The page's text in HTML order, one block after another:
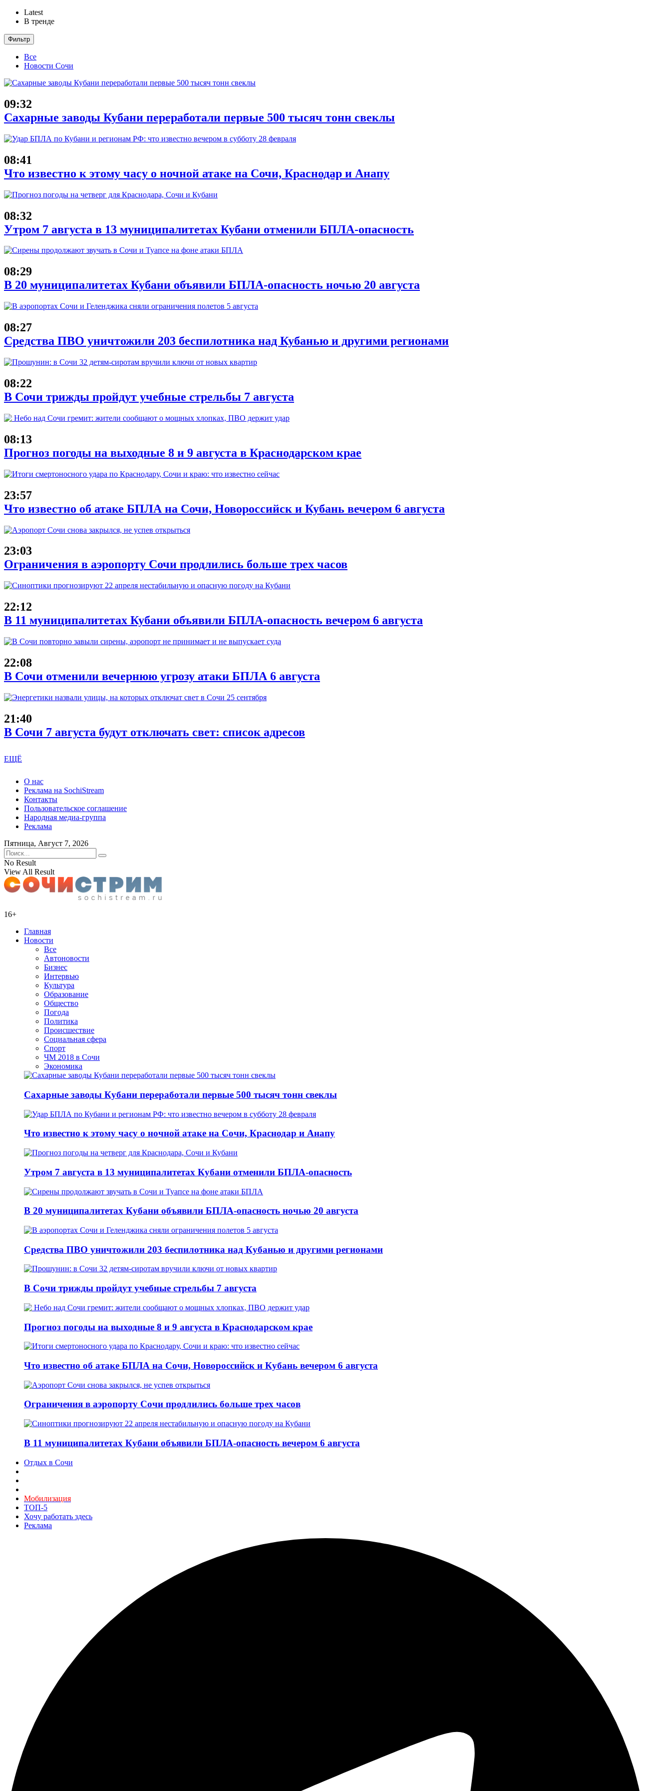
Latest
В тренде
Фильтр
Все
Новости Сочи
09:32
Сахарные заводы Кубани переработали первые 500 тысяч тонн свеклы
08:41
Что известно к этому часу о ночной атаке на Сочи, Краснодар и Анапу
08:32
Утром 7 августа в 13 муниципалитетах Кубани отменили БПЛА-опасность
08:29
В 20 муниципалитетах Кубани объявили БПЛА-опасность ночью 20 августа
08:27
Средства ПВО уничтожили 203 беспилотника над Кубанью и другими регионами
08:22
В Сочи трижды пройдут учебные стрельбы 7 августа
08:13
Прогноз погоды на выходные 8 и 9 августа в Краснодарском крае
23:57
Что известно об атаке БПЛА на Сочи, Новороссийск и Кубань вечером 6 августа
23:03
Ограничения в аэропорту Сочи продлились больше трех часов
22:12
В 11 муниципалитетах Кубани объявили БПЛА-опасность вечером 6 августа
22:08
В Сочи отменили вечернюю угрозу атаки БПЛА 6 августа
21:40
В Сочи 7 августа будут отключать свет: список адресов
ЕЩЁ
О нас
Реклама на SochiStream
Контакты
Пользовательское соглашение
Народная медиа-группа
Реклама
Пятница, Август 7, 2026
No Result
View All Result
16+
Главная
Новости
Все
Автоновости
Бизнес
Интервью
Культура
Образование
Общество
Погода
Политика
Происшествие
Социальная сфера
Спорт
ЧМ 2018 в Сочи
Экономика
Сахарные заводы Кубани переработали первые 500 тысяч тонн свеклы
Что известно к этому часу о ночной атаке на Сочи, Краснодар и Анапу
Утром 7 августа в 13 муниципалитетах Кубани отменили БПЛА-опасность
В 20 муниципалитетах Кубани объявили БПЛА-опасность ночью 20 августа
Средства ПВО уничтожили 203 беспилотника над Кубанью и другими регионами
В Сочи трижды пройдут учебные стрельбы 7 августа
Прогноз погоды на выходные 8 и 9 августа в Краснодарском крае
Что известно об атаке БПЛА на Сочи, Новороссийск и Кубань вечером 6 августа
Ограничения в аэропорту Сочи продлились больше трех часов
В 11 муниципалитетах Кубани объявили БПЛА-опасность вечером 6 августа
Отдых в Сочи
Мобилизация
ТОП-5
Хочу работать здесь
Реклама